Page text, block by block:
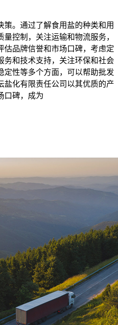
策。通过了解食用盐的种类和用
控制，关注运输和物流服务，
估品牌信誉和市场口碑，考虑定
务和技术支持，关注环保和社会
定性等多个方面，可以帮助批发
盐化有限责任公司以其优质的产
口碑，成为